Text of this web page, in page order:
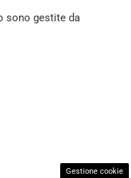
sono gestite da
Gestione cookie